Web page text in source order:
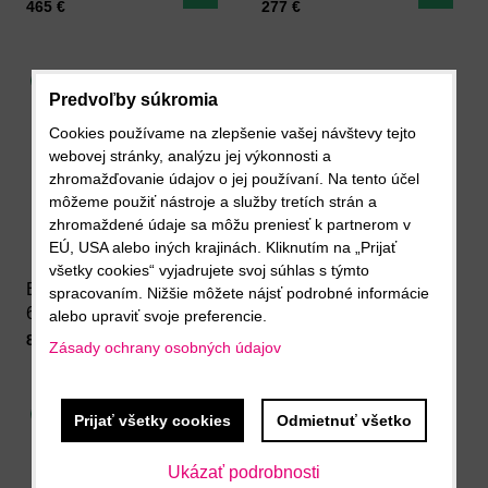
červený
Cena s DPH
465 € Cena s DPH
277 €
Eureka Nadir Touch
65, čierny
Cena s DPH
811,80 €
Pridať k Obľúbeným
Eureka Mignon
Libra (16 CR)
Cena s DPH
666 €
NOVINKA NOVINKA
Predvoľby súkromia
Cookies používame na zlepšenie vašej návštevy tejto
webovej stránky, analýzu jej výkonnosti a
zhromažďovanie údajov o jej používaní. Na tento účel
môžeme použiť nástroje a služby tretích strán a
zhromaždené údaje sa môžu preniesť k partnerom v
EÚ, USA alebo iných krajinách. Kliknutím na „Prijať
všetky cookies“ vyjadrujete svoj súhlas s týmto
spracovaním. Nižšie môžete nájsť podrobné informácie
alebo upraviť svoje preferencie.
Zásady ochrany osobných údajov
Ukázať podrobnosti
Prijať všetky cookies Odmietnuť všetko